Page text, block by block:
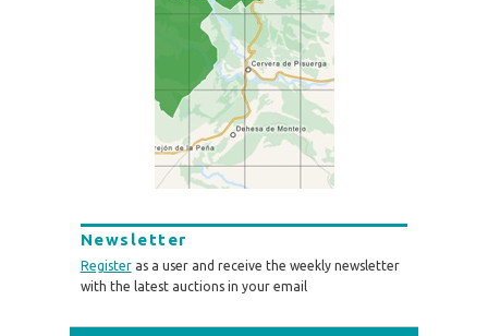
Newsletter
Registeras a user and receive the weekly newsletter
with the latest auctions in your email